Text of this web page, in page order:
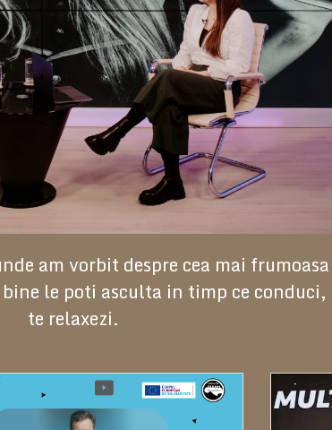
am vorbit despre cea mai
le poti asculta in timp ce conduci,
te relaxezi.